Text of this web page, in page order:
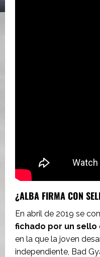
¿ALBA FIRMA CON
En abril de 2019 se
fichado por un sello
en la que la joven
independiente, Bad